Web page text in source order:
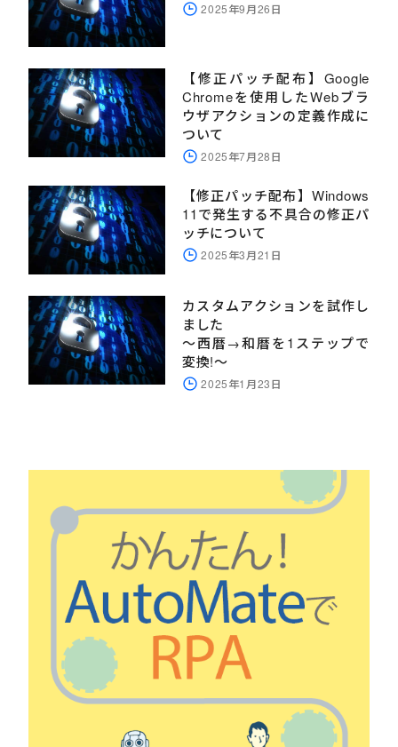
2025年9月26日
【修正パッチ配布】Google
Chromeを使用したWebブラ
ウザアクションの定義作成に
ついて
2025年7月28日
【修正パッチ配布】Windows
11で発生する不具合の修正パ
ッチについて
2025年3月21日
カスタムアクションを試作し
ました
～西暦→和暦を1ステップで
変換!～
2025年1月23日